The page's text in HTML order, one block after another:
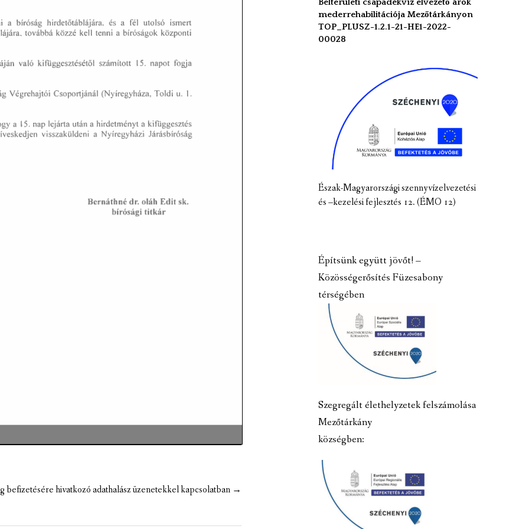
befizetésére hivatkozó adathalász üzenetekkel kapcsolatban →
mederrehabilitációja Mezőtárkányon
TOP_PLUSZ-1.2.1-21-HE1-2022-
00028
Észak-Magyarországi szennyvízelvezetési
és –kezelési fejlesztés 12. (ÉMO 12)
Építsünk együtt jövőt! –
Közösségerősítés Füzesabony
térségében
Szegregált élethelyzetek felszámolása
Mezőtárkány
községben: